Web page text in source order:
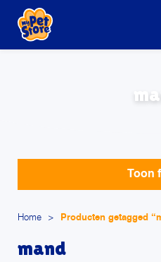
Toon
Home > Producten getagged
mand